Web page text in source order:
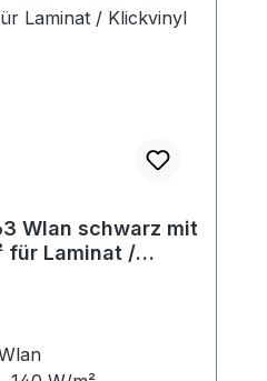
Wlan schwarz mit
für Laminat /